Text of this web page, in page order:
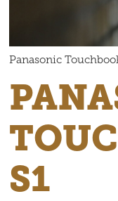
Panasonic
S1